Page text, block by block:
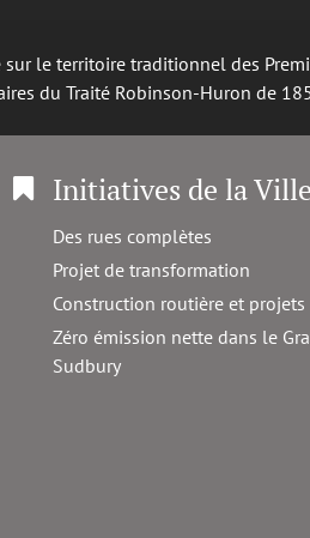
le territoire traditionnel des
du Traité Robinson-Huron de
Initiatives de la Ville
Des rues complètes
Projet de transformation
Construction routière et projets
Zéro émission nette dans le
Sudbury